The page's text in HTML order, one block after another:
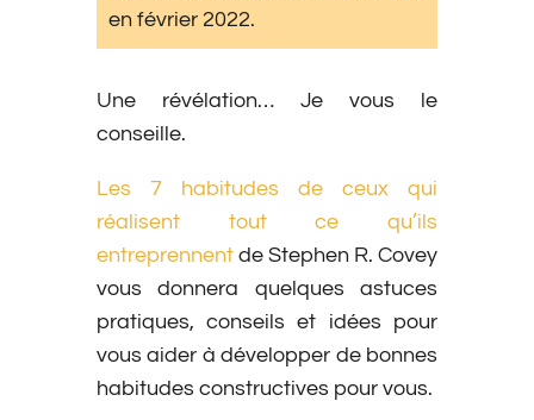
en février 2022.
Une révélation… Je vous le
conseille.
Les 7 habitudes de ceux qui
réalisent tout ce qu’ils
entreprennent de Stephen R. Covey
vous donnera quelques astuces
pratiques, conseils et idées pour
vous aider à développer de bonnes
habitudes constructives pour vous.